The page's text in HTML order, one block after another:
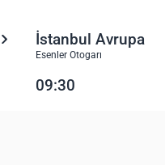
İstanbul Avrupa
Esenler Otogarı
09:30